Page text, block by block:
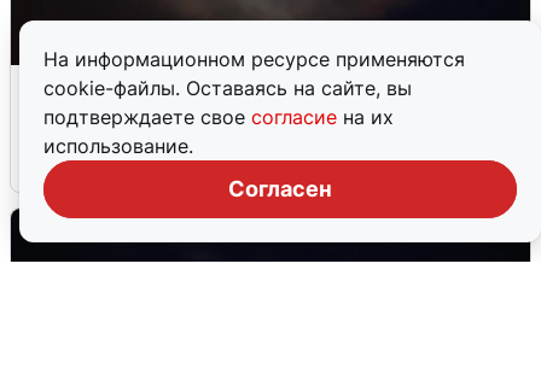
На информационном ресурсе применяются
cookie-файлы. Оставаясь на сайте, вы
подтверждаете свое согласие на их
использование.
Согласен
В Воронеже прогремели взрывы
после сигнала тревоги
5 августа 0